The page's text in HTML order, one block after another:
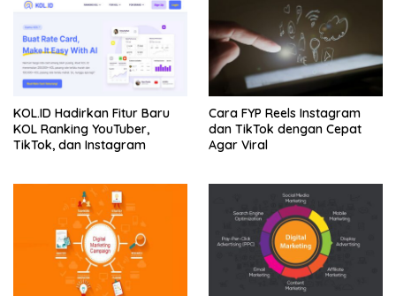
KOL.ID Hadirkan Fitur Baru
KOL Ranking YouTuber,
TikTok, dan Instagram
Cara FYP Reels Instagram
dan TikTok dengan Cepat
Agar Viral